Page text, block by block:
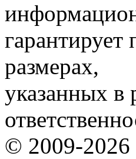
гарантирует
размерах,
указанных в
© 2009-2026